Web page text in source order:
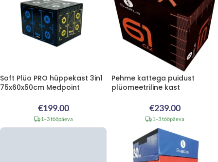
Soft Plüo PRO hüppekast 3in1
75x60x50cm Medpoint
€199.00
1–3 tööpäeva
Pehme kattega puidust
plüomeetriline kast
€239.00
1–3 tööpäeva